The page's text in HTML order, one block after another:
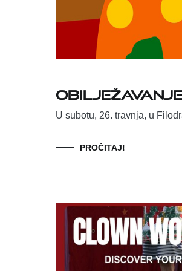
U subotu, 26. travnja, u
PROČITAJ!